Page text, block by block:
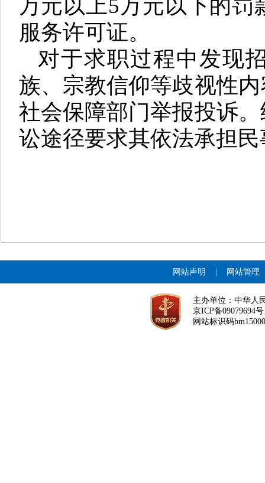
万元以上5万元以下的
服务许可证。
对于求职过程中发现
族、宗教信仰等歧视性
社会保障部门举报投诉
讼途径要求其依法承担